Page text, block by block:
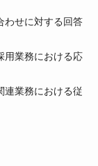
わせに対する回答
用業務における応
連業務における従